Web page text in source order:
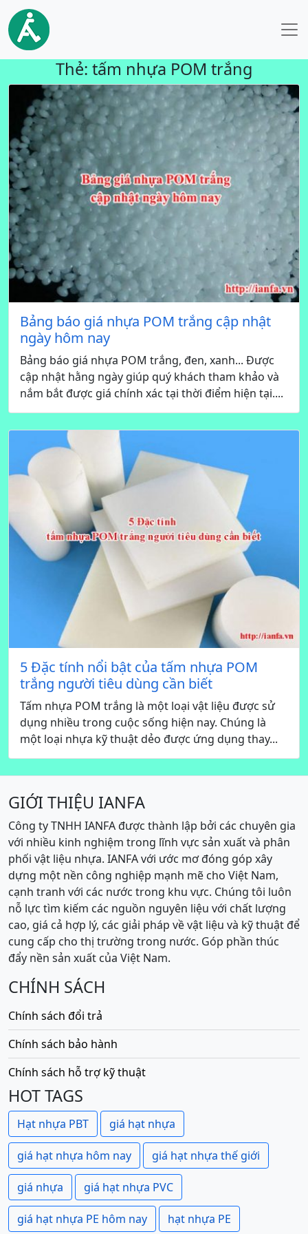
Thẻ: tấm nhựa POM trắng
Bảng báo giá nhựa POM trắng cập nhật
ngày hôm nay
Bảng báo giá nhựa POM trắng, đen, xanh... Được
cập nhật hằng ngày giúp quý khách tham khảo và
nắm bắt được giá chính xác tại thời điểm hiện tại....
5 Đặc tính nổi bật của tấm nhựa POM
trắng người tiêu dùng cần biết
Tấm nhựa POM trắng là một loại vật liệu được sử
dụng nhiều trong cuộc sống hiện nay. Chúng là
một loại nhựa kỹ thuật dẻo được ứng dụng thay...
GIỚI THIỆU IANFA
Công ty TNHH IANFA được thành lập bởi các chuyên gia
với nhiều kinh nghiệm trong lĩnh vực sản xuất và phân
phối vật liệu nhựa. IANFA với ước mơ đóng góp xây
dựng một nền công nghiệp mạnh mẽ cho Việt Nam,
cạnh tranh với các nước trong khu vực. Chúng tôi luôn
nỗ lực tìm kiếm các nguồn nguyên liệu với chất lượng
cao, giá cả hợp lý, các giải pháp về vật liệu và kỹ thuật để
cung cấp cho thị trường trong nước. Góp phần thúc
đẩy nền sản xuất của Việt Nam.
CHÍNH SÁCH
Chính sách đổi trả
Chính sách bảo hành
Chính sách hỗ trợ kỹ thuật
HOT TAGS
Hạt nhựa PBT giá hạt nhựa
giá hạt nhựa hôm nay giá hạt nhựa thế giới
giá nhựa giá hạt nhựa PVC
giá hạt nhựa PE hôm nay hạt nhựa PE